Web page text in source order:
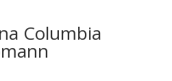
Columbia